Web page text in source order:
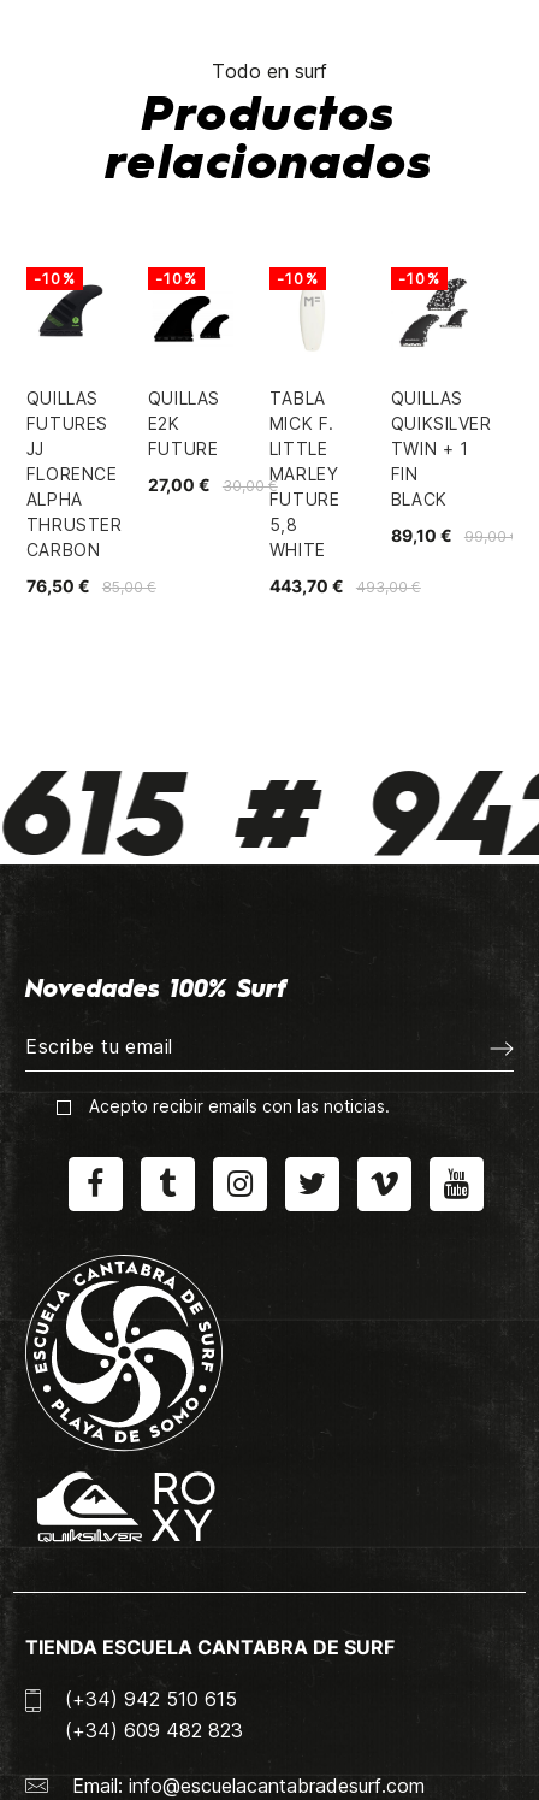
Todo en surf
Productos
relacionados
QUILLAS
FUTURES
JJ
FLORENCE
ALPHA
THRUSTER
CARBON
85,00 €
76,50 €
-10%
QUILLAS
E2K
FUTURE
30,00 €
27,00 €
-10%
TABLA
MICK F.
LITTLE
MARLEY
FUTURE
5,8
WHITE
493,00 €
443,70 €
-10%
QUILLAS
QUIKSILVER
TWIN + 1
FIN
BLACK
99,00 €
89,10 €
-10%
#
Novedades 100% Surf
Acepto recibir emails con las noticias.
TIENDA ESCUELA CANTABRA DE SURF
(+34) 942 510 615
(+34) 609 482 823
Email: info@escuelacantabradesurf.com